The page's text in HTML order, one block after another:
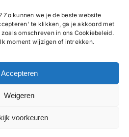
Zo kunnen we je de beste website
te klikken, ga je akkoord met
omschreven in ons Cookiebeleid.
moment wijzigen of intrekken.
Accepteren
Weigeren
voorkeuren
advies nodig?
hotelbedden, matrassen,